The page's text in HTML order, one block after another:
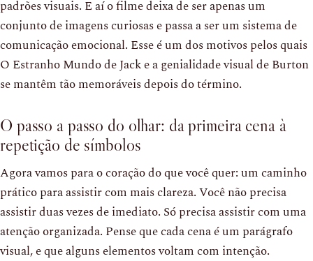
padrões visuais. E aí o filme deixa de ser apenas um
conjunto de imagens curiosas e passa a ser um sistema de
comunicação emocional. Esse é um dos motivos pelos quais
O Estranho Mundo de Jack e a genialidade visual de Burton
se mantêm tão memoráveis depois do término.
O passo a passo do olhar: da primeira cena à
repetição de símbolos
Agora vamos para o coração do que você quer: um caminho
prático para assistir com mais clareza. Você não precisa
assistir duas vezes de imediato. Só precisa assistir com uma
atenção organizada. Pense que cada cena é um parágrafo
visual, e que alguns elementos voltam com intenção.